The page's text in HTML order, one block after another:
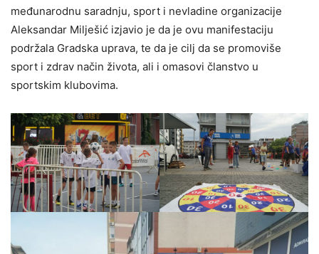
međunarodnu saradnju, sport i nevladine organizacije
Aleksandar Milješić izjavio je da je ovu manifestaciju
podržala Gradska uprava, te da je cilj da se promoviše
sport i zdrav način života, ali i omasovi članstvo u
sportskim klubovima.